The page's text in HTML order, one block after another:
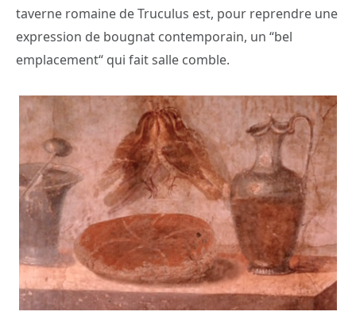
taverne romaine de Truculus est, pour reprendre une
expression de bougnat contemporain, un “bel
emplacement“ qui fait salle comble.